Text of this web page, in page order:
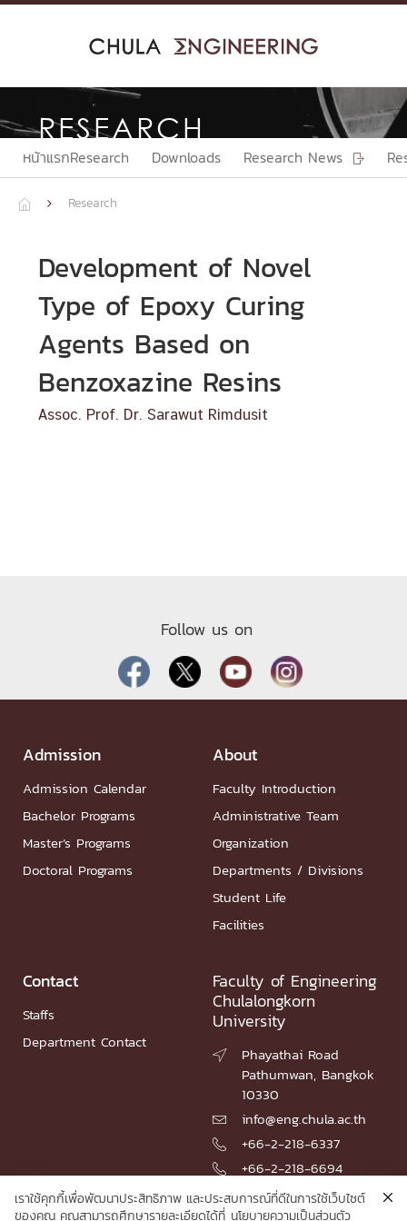
Skip
RESEARCH
หน้าแรกResearch Downloads Research News 
  Research
Development of Novel
Type of Epoxy Curing
Agents Based on
Benzoxazine Resins
Assoc. Prof. Dr. Sarawut Rimdusit
Follow us on
Admission
Admission Calendar
Bachelor Programs
Master’s Programs
Doctoral Programs
About
Faculty Introduction
Administrative Team
Organization
Departments / Divisions
Student Life
Facilities
Contact
Staffs
Department Contact
Faculty of Engineering
Chulalongkorn
University

Phayathai Road
Pathumwan, Bangkok
10330
 info@eng.chula.ac.th
 +66-2-218-6337
 +66-2-218-6694
เราใช้คุกกี้เพื่อพัฒนาประสิทธิภาพ และประสบการณ์ที่ดีในการใช้เว็บไซต์
ของคุณ คุณสามารถศึกษารายละเอียดได้ที่ นโยบายความเป็นส่วนตัว